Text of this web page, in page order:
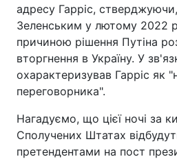
адресу Гарріс,
Зеленським у лютому 2022
причиною рішення Путіна
вторгнення в Україну. У
охарактеризував Гарріс як
переговорника".
Нагадуємо, що цієї ночі за
Сполучених Штатах
претендентами на пост